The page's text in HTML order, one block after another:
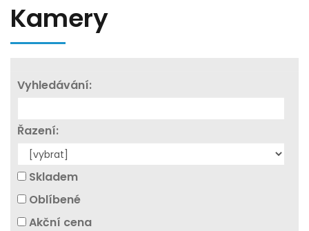
Kamery
Vyhledávání:
Řazení:
Skladem
Oblíbené
Akční cena